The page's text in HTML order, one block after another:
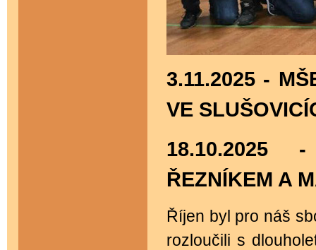
3.11.2025 -
VE
18.10.2025
ŘEZNÍKEM A
Říjen byl pro náš
rozloučili s